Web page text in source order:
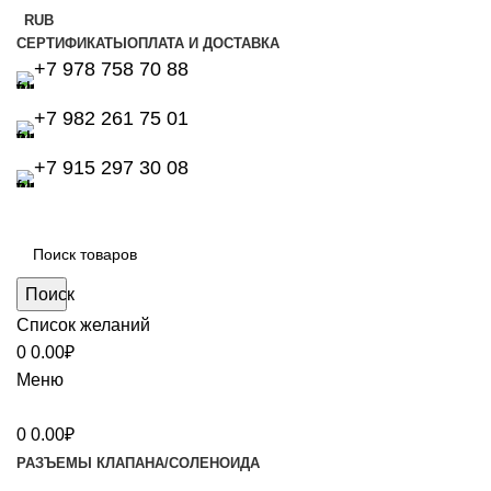
RUB
СЕРТИФИКАТЫОПЛАТА И ДОСТАВКА
+7 978 758 70 88
+7 982 261 75 01
+7 915 297 30 08
Поиск
Список желаний
0 0.00₽
Меню
0 0.00₽
РАЗЪЕМЫ КЛАПАНА/СОЛЕНОИДА